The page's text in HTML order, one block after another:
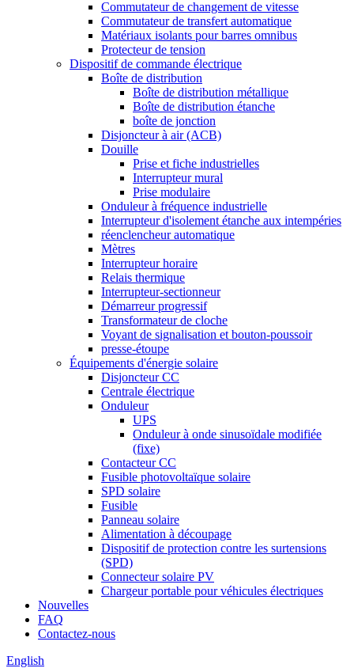
Commutateur de changement de vitesse
Commutateur de transfert automatique
Matériaux isolants pour barres omnibus
Protecteur de tension
Dispositif de commande électrique
Boîte de distribution
Boîte de distribution métallique
Boîte de distribution étanche
boîte de jonction
Disjoncteur à air (ACB)
Douille
Prise et fiche industrielles
Interrupteur mural
Prise modulaire
Onduleur à fréquence industrielle
Interrupteur d'isolement étanche aux intempéries
réenclencheur automatique
Mètres
Interrupteur horaire
Relais thermique
Interrupteur-sectionneur
Démarreur progressif
Transformateur de cloche
Voyant de signalisation et bouton-poussoir
presse-étoupe
Équipements d'énergie solaire
Disjoncteur CC
Centrale électrique
Onduleur
UPS
Onduleur à onde sinusoïdale modifiée
(fixe)
Contacteur CC
Fusible photovoltaïque solaire
SPD solaire
Fusible
Panneau solaire
Alimentation à découpage
Dispositif de protection contre les surtensions
(SPD)
Connecteur solaire PV
Chargeur portable pour véhicules électriques
Nouvelles
FAQ
Contactez-nous
English